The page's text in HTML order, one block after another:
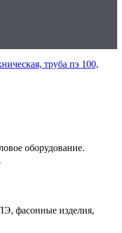
оборудование.
фасонные изделия,